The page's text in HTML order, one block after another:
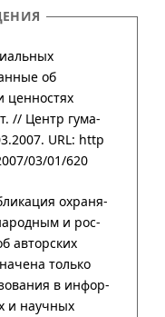
об
ценностях
// Центр гума­
URL: http
03/01/620